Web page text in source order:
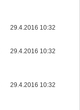
29.4.2016 10:32
29.4.2016 10:32
29.4.2016 10:32